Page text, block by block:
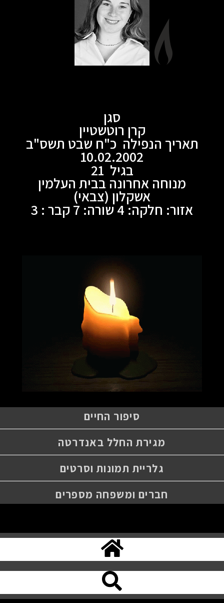
סגן
קרן רוטשטיין
תאריך הנפילה כ"ח שבט תשס"ב
10.02.2002
בגיל 21
מנוחה אחרונה בבית העלמין
אשקלון (צבאי)
אזור: חלקה: 4 שורה: 7 קבר : 3
סיפור החיים
מגירת החלל באנדרטה
גלריית תמונות וסרטים
חברים ומשפחה מספרים